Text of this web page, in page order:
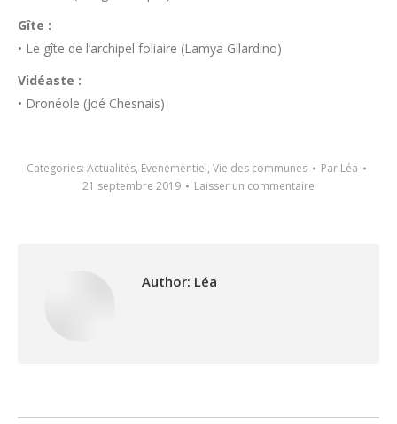
Gîte :
• Le gîte de l’archipel foliaire (Lamya Gilardino)
Vidéaste :
• Dronéole (Joé Chesnais)
Categories: Actualités, Evenementiel, Vie des communes Par Léa
21 septembre 2019
Laisser un commentaire
Author: Léa